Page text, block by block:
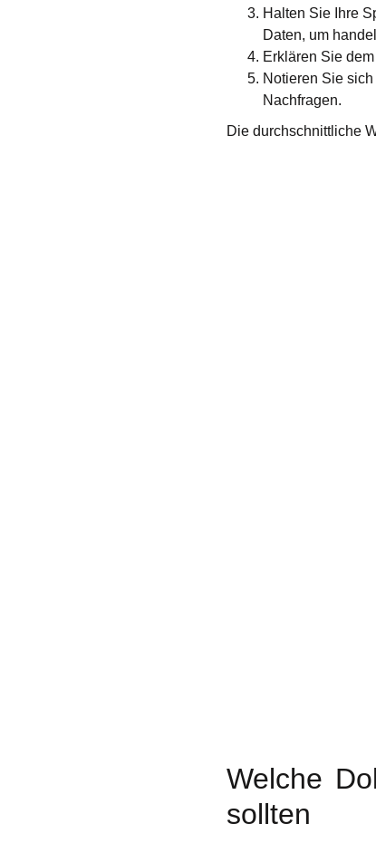
Halten Sie Ihre
Daten, um
Erklären Sie
Notieren Sie
Nachfragen.
Die durchschnittliche
Welche
sollten